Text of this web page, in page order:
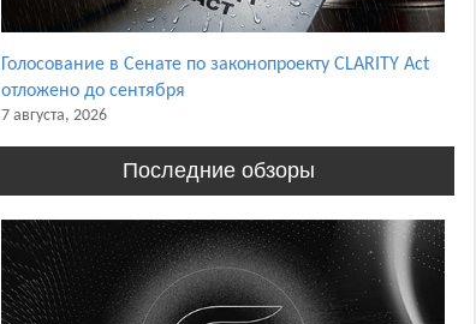
Голосование в Сенате по законопроекту CLARITY Act
отложено до сентября
7 августа, 2026
Последние обзоры